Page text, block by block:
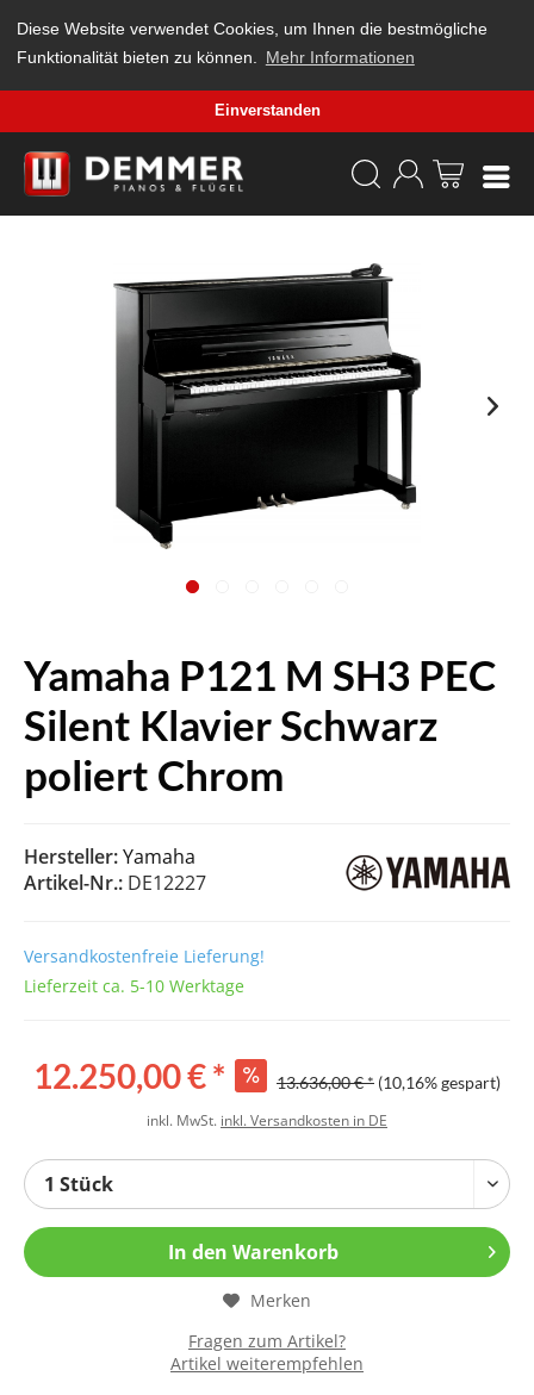
Diese Website verwendet Cookies, um Ihnen die bestmögliche
Funktionalität bieten zu können.
Mehr Informationen
Einverstanden
Yamaha P121 M SH3 PEC
Silent Klavier Schwarz
poliert Chrom
Hersteller:Yamaha
Artikel-Nr.: DE12227
Versandkostenfreie Lieferung!
Lieferzeit ca. 5-10 Werktage
12.250,00 € * 13.636,00 € * (10,16% gespart)
inkl. MwSt. inkl. Versandkosten in DE
In den Warenkorb
Merken
Fragen zum Artikel?
Artikel weiterempfehlen